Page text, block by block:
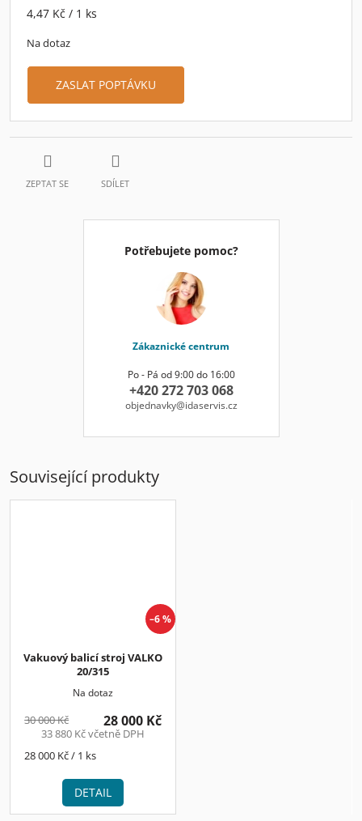
Měrná
4,47 Kč / 1 ks
Na dotaz
ZASLAT POPTÁVKU
ZEPTAT SE SDÍLET
Potřebujete pomoc?
Zákaznické centrum
Po - Pá od 9:00 do 16:00
+420 272 703 068
objednavky@idaservis.cz
Související produkty
–6 %
Vakuový balicí stroj VALKO
20/315
Na dotaz
30 000 Kč
33 880 Kč včetně DPH
28 000 Kč
Měrná
28 000 Kč / 1 ks
DETAIL